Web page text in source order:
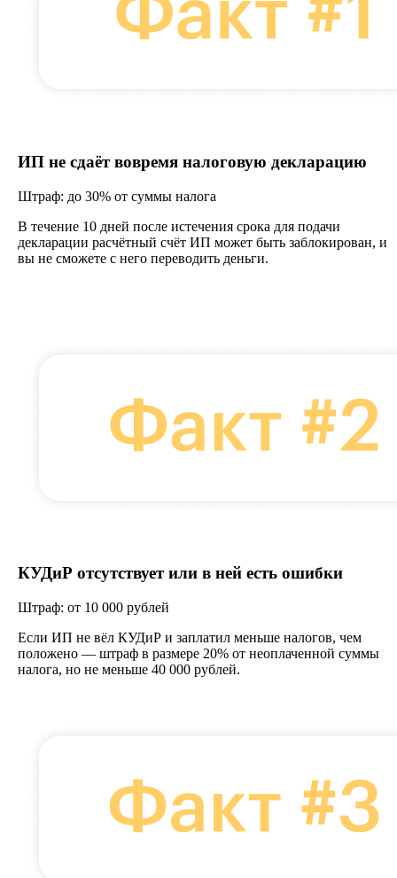
ИП не сдаёт вовремя налоговую декларацию
Штраф: до 30% от суммы налога
В течение 10 дней после истечения срока для подачи
декларации расчётный счёт ИП может быть заблокирован, и
вы не сможете с него переводить деньги.
КУДиР отсутствует или в ней есть ошибки
Штраф: от 10 000 рублей
Если ИП не вёл КУДиР и заплатил меньше налогов, чем
положено — штраф в размере 20% от неоплаченной суммы
налога, но не меньше 40 000 рублей.